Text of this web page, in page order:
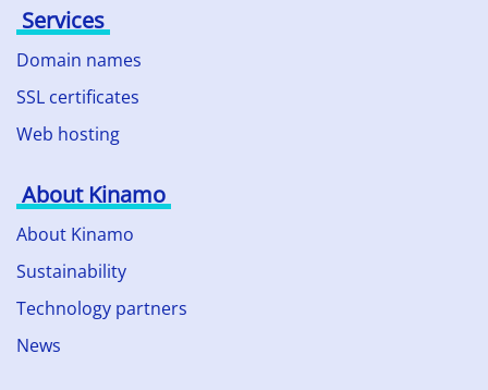
Services
Domain names
SSL certificates
Web hosting
About Kinamo
About Kinamo
Sustainability
Technology partners
News